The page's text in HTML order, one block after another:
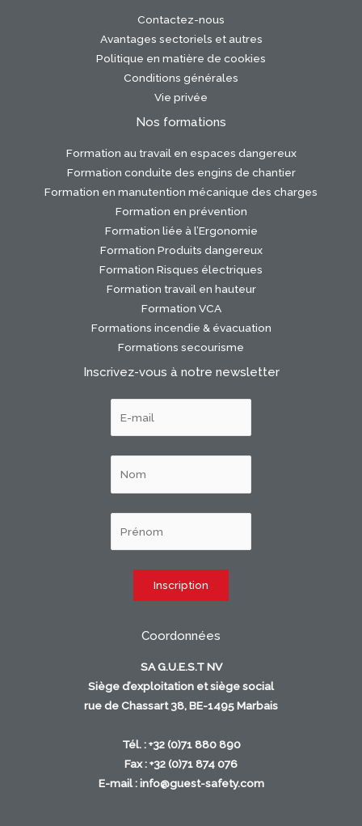
Contactez-nous
Avantages sectoriels et autres
Politique en matière de cookies
Conditions générales
Vie privée
Nos formations
Formation au travail en espaces dangereux
Formation conduite des engins de chantier
Formation en manutention mécanique des charges
Formation en prévention
Formation liée à l’Ergonomie
Formation Produits dangereux
Formation Risques électriques
Formation travail en hauteur
Formation VCA
Formations incendie & évacuation
Formations secourisme
Inscrivez-vous à notre newsletter
Coordonnées
SA G.U.E.S.T NV
Siège d’exploitation et siège social
rue de Chassart 38, BE-1495 Marbais
Tél. : +32 (0)71 880 890
Fax : +32 (0)71 874 076
E-mail :info@guest-safety.com